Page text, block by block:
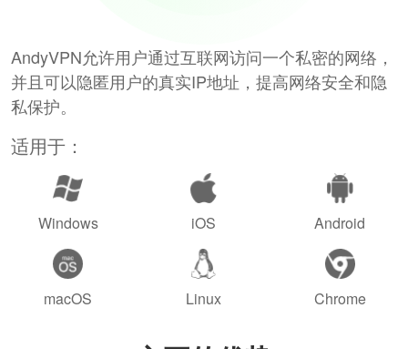
AndyVPN允许用户通过互联网访问一个私密的网络，
并且可以隐匿用户的真实IP地址，提高网络安全和隐
私保护。
适用于：
Windows iOS Android
macOS Linux Chrome